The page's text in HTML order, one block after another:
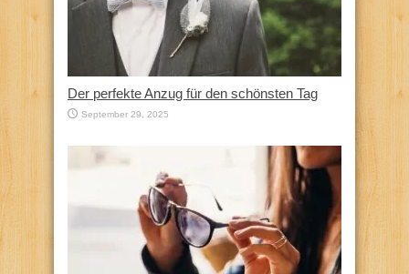
Der perfekte Anzug für den schönsten Tag
September 29, 2025